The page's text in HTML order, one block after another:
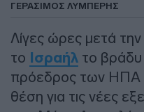
ΓΕΡΆΣΙΜΟΣ ΛΥΜΠΈΡΗΣ
Λίγες ώρες μετά
το
Ισραήλ το βράδυ
πρόεδρος των ΗΠΑ
θέση για τις νέες